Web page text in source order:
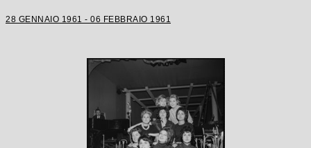
28 GENNAIO 1961 - 06 FEBBRAIO 1961